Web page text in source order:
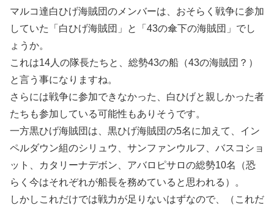
マルコ達白ひげ海賊団のメンバーは、おそらく戦争に参加
していた「白ひげ海賊団」と「43の傘下の海賊団」でし
ょうか。
これは14人の隊長たちと、総勢43の船（43の海賊団？）
と言う事になりますね。
さらには戦争に参加できなかった、白ひげと親しかった者
たちも参加している可能性もありそうです。
一方黒ひげ海賊団は、黒ひげ海賊団の5名に加えて、イン
ペルダウン組のシリュウ、サンファンウルフ、バスコショ
ット、カタリーナデボン、アバロピサロの総勢10名（恐
らく今はそれぞれが船長を務めていると思われる）。
しかしこれだけでは戦力が足りないはずなので、（これだ